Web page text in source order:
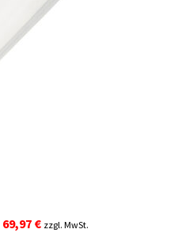
Ursprünglicher
69,97 €Aktueller
zzgl. MwSt.